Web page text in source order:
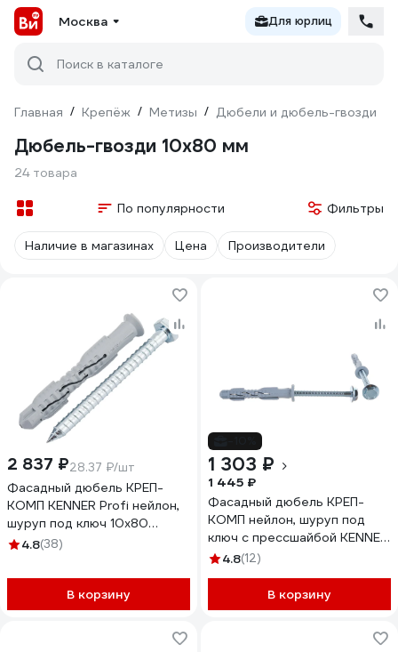
Москва Для юрлиц
Поиск в каталоге
Главная / Крепёж / Метизы / Дюбели и дюбель-гвозди
Дюбель-гвозди 10х80 мм
24 товара
По популярности Фильтры
Наличие в магазинах Цена Производители
2 837 ₽28.37 ₽/шт
Фасадный дюбель КРЕП-
КОМП KENNER Profi нейлон,
шуруп под ключ 10х80
100шт фдкп1080
4.8(38)
В корзину
1 303 ₽
1 445 ₽
Фасадный дюбель КРЕП-
КОМП нейлон, шуруп под
ключ с прессшайбой KENNER
Profi 10х80 50шт фдкп1080п
4.8(12)
В корзину